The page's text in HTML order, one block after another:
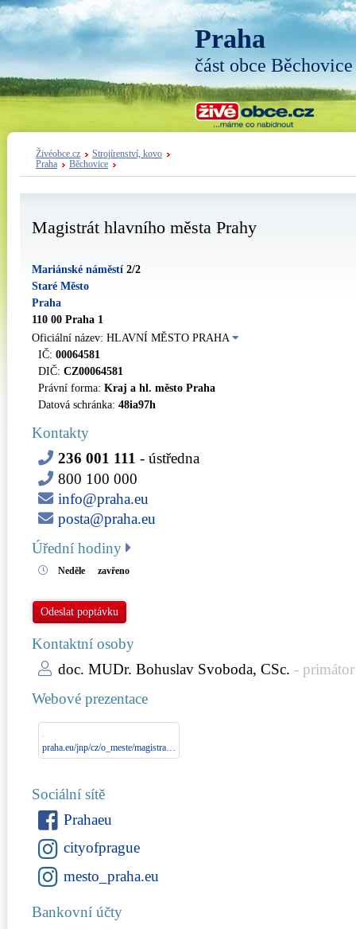
Praha
část obce Běchovice
Živéobce.cz
Strojírenství, kovo
Praha
Běchovice
Magistrát hlavního města Prahy
Mariánské náměstí 2/2
Staré Město
Praha
110 00 Praha 1
Oficiální název: HLAVNÍ MĚSTO PRAHA
IČ: 00064581
DIČ: CZ00064581
Právní forma: Kraj a hl. město Praha
Datová schránka: 48ia97h
Kontakty
236 001 111 - ústředna
800 100 000
info@praha.eu
posta@praha.eu
Úřední hodiny
Neděle zavřeno
Odeslat poptávku
Kontaktní osoby
doc. MUDr. Bohuslav Svoboda, CSc. - primátor
Webové prezentace
Sociální sítě
Prahaeu
cityofprague
mesto_praha.eu
Bankovní účty